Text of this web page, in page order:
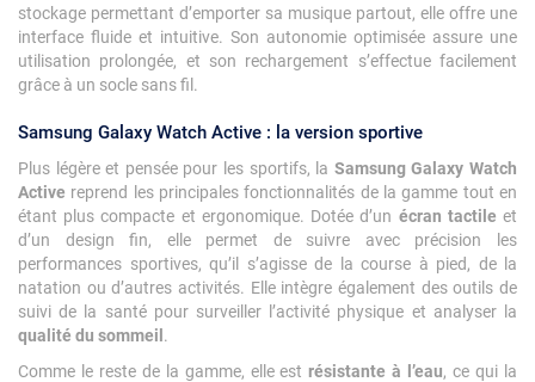
stockage permettant d’emporter sa musique partout, elle offre une
interface fluide et intuitive. Son autonomie optimisée assure une
utilisation prolongée, et son rechargement s’effectue facilement
grâce à un socle sans fil.
Samsung Galaxy Watch Active : la version sportive
Plus légère et pensée pour les sportifs, la Samsung Galaxy Watch
Active reprend les principales fonctionnalités de la gamme tout en
étant plus compacte et ergonomique. Dotée d’un écran tactile et
d’un design fin, elle permet de suivre avec précision les
performances sportives, qu’il s’agisse de la course à pied, de la
natation ou d’autres activités. Elle intègre également des outils de
suivi de la santé pour surveiller l’activité physique et analyser la
qualité du sommeil .
Comme le reste de la gamme, elle estrésistante à l’eau, ce qui la